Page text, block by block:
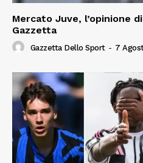
Mercato Juve, l’opinione
Gazzetta
Gazzetta Dello Sport - 7